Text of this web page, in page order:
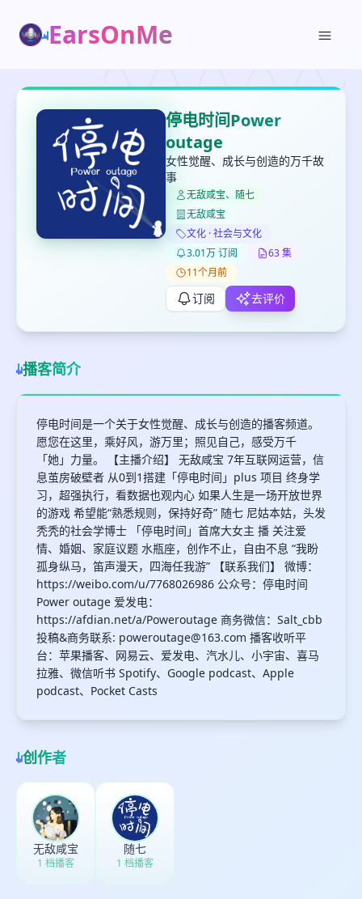
EarsOnMe
停电时间Power
outage
女性觉醒、成长与创造的万千故
事
无敌咸宝、随七
无敌咸宝
文化 · 社会与文化
3.01万 订阅
63 集
11个月前
订阅 去评价
播客简介
停电时间是一个关于女性觉醒、成长与创造的播客频道。
愿您在这里，乘好风，游万里；照见自己，感受万千
「她」力量。 【主播介绍】 无敌咸宝 7年互联网运营，信
息茧房破壁者 从0到1搭建「停电时间」plus 项目 终身学
习，超强执行，看数据也观内心 如果人生是一场开放世界
的游戏 希望能“熟悉规则，保持好奇” 随七 尼姑本姑，头发
秃秃的社会学博士 「停电时间」首席大女主 播 关注爱
情、婚姻、家庭议题 水瓶座，创作不止，自由不息 “我盼
孤身纵马，笛声漫天，四海任我游” 【联系我们】 微博：
https://weibo.com/u/7768026986 公众号：停电时间
Power outage 爱发电：
https://afdian.net/a/Poweroutage 商务微信：Salt_cbb
投稿&商务联系: poweroutage@163.com 播客收听平
台：苹果播客、网易云、爱发电、汽水儿、小宇宙、喜马
拉雅、微信听书 Spotify、Google podcast、Apple
podcast、Pocket Casts
创作者
无敌咸宝
1 档播客
随七
1 档播客
打分
键盘下留人
删除确认
取消
加入播单